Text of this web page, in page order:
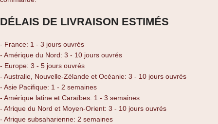
DÉLAIS DE LIVRAISON ESTIMÉS
- France: 1 - 3 jours ouvrés
- Amérique du Nord: 3 - 10 jours ouvrés
- Europe: 3 - 5 jours ouvrés
- Australie, Nouvelle-Zélande et Océanie: 3 - 10 jours ouvrés
- Asie Pacifique: 1 - 2 semaines
- Amérique latine et Caraïbes: 1 - 3 semaines
- Afrique du Nord et Moyen-Orient: 3 - 10 jours ouvrés
- Afrique subsaharienne: 2 semaines